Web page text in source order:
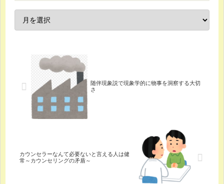
随伴現象説で現象学的に物事を洞察する大切
さ
カウンセラーなんて必要ないと言える人は健
常～カウンセリングの矛盾～